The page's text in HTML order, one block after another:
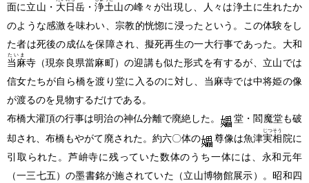
面に立山・ 大日岳・ 浄土山の峰々が出現し、人々は浄土に生れたか
のような感激を味わい、宗教的恍惚に浸ったという。この体験をし
た者は死後の成仏を保障され、擬死再生の一大行事であった。大和
当麻
たいま
寺 （現奈良県當麻町） の迎講も似た形式を有するが、立山では
信女たちが自ら橋を渡り堂に入るのに対し、当麻寺では中将姫の像
が渡るのを見物するだけである。
布橋大灌頂の行事は明治の神仏分離で廃絶した。
堂・閻魔堂も破
却され、布橋もやがて廃された。約六〇体の
尊像は魚津実相
じつそう
院に
引取られた。芦峅寺に残っていた数体のうち一体には、永和元年
（一三七五） の墨書銘が施されていた （立山博物館展示）
。昭和四